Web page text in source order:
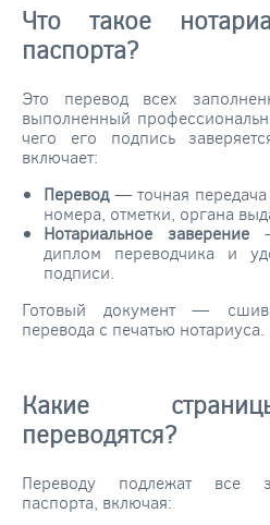
Что такое
паспорта?
Это перевод всех
выполненный
чего его подпись
включает:
Перевод— точная
номера, отметки, органа
Нотариальное заверение
диплом переводчика и
подписи.
Готовый документ —
перевода с печатью нотариуса.
Какие
переводятся?
Переводу подлежат все
паспорта, включая: